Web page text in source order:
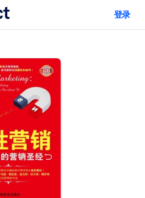
技能。
时代做好准备。
决实际问题并更快采取行动。
登录